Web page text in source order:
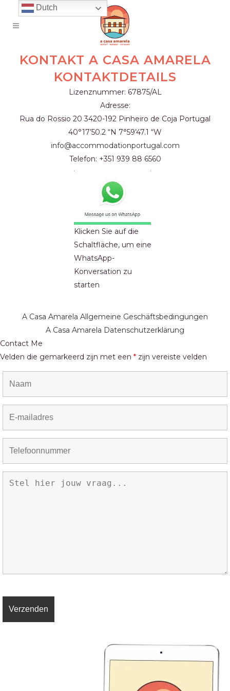
KONTAKT A CASA AMARELA
KONTAKTDETAILS
Lizenznummer: 67875/AL
Adresse:
Rua do Rossio 203420-192 Pinheiro de Coja Portugal
40°17’50.2 “N 7°59’47.1 “W
info@accommodationportugal.com
Telefon: +351 939 88 6560
Klicken Sie auf die
Schaltfläche, um eine
WhatsApp-
Konversation zu
starten
A Casa Amarela Allgemeine Geschäftsbedingungen
A Casa Amarela Datenschutzerklärung
Contact Me
Velden die gemarkeerd zijn met een * zijn vereiste velden
Dutch